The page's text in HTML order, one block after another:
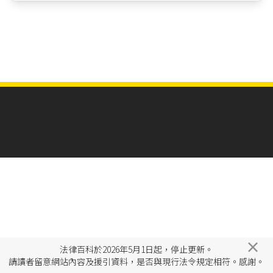
法律百科於2026年5月1日起，停止更新。
請讀者留意網站內容及援引資料，是否與現行法令規定相符。感謝。
×